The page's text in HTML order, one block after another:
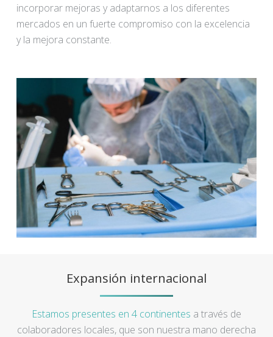
incorporar mejoras y adaptarnos a los diferentes
mercados en un fuerte compromiso con la excelencia
y la mejora constante.
Expansión internacional
Estamos presentes en 4 continentes a través de
colaboradores locales, que son nuestra mano derecha